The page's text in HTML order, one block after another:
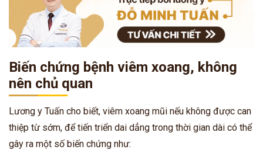
Biến chứng bệnh viêm xoang, không
nên chủ quan
Lương y Tuấn cho biết, viêm xoang mũi nếu không được can
thiệp từ sớm, để tiến triển dai dẳng trong thời gian dài có thể
gây ra một số biến chứng như: